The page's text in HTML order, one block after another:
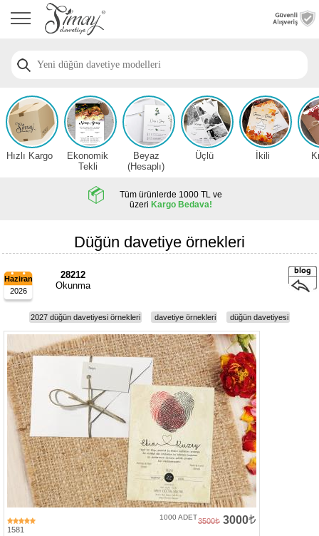
Anasayfa
Davetiye
Nişan
Davetiye
Modelleri
Davetiye
Zarfsız,
Davetiye
Modelleri
Karikatürlü
Davetiye
Modelleri
Sade
Düğün
Davetiye
Modelleri
Atatürk'lü
Davetiyeler
Hızlı Kargo
Ekonomik
Tekli
Beyaz
(Hesaplı)
Üçlü İkili
Tüm ürünlerde 1000 TL ve
üzeri Kargo Bedava!
Düğün davetiye örnekleri
Haziran
2026
28212
Okunma
2027 düğün davetiyesi örnekleri davetiye örnekleri düğün davetiyesi
1581
3500 3000
1000 ADET